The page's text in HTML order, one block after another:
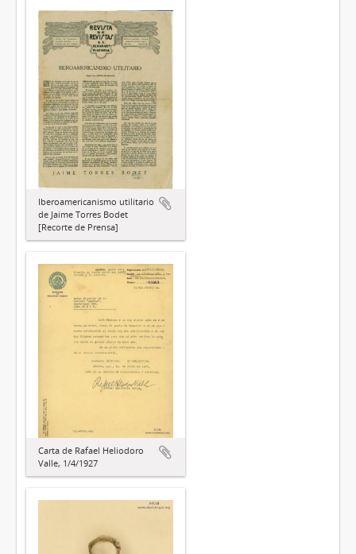
Iberoamericanismo utilitario
de Jaime Torres Bodet
[Recorte de Prensa]
Carta de Rafael Heliodoro
Valle, 1/4/1927